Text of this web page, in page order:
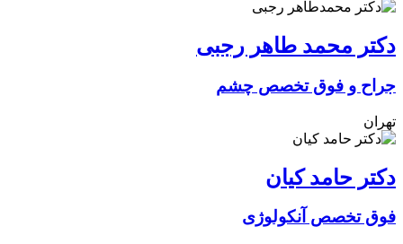
دکتر محمد طاهر رجبی
جراح و فوق تخصص چشم
تهران
دکتر حامد کیان
فوق تخصص آنکولوژی